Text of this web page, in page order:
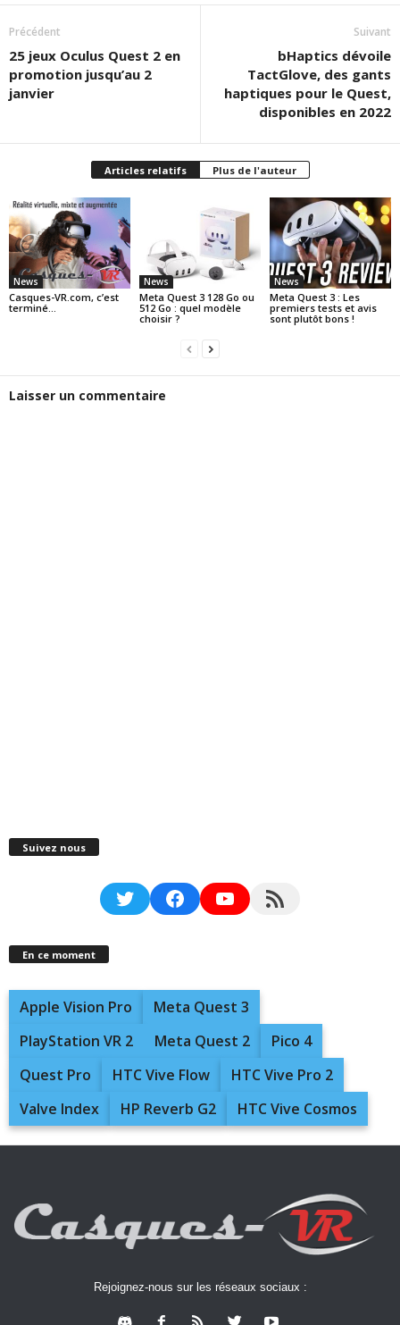
Précédent
25 jeux Oculus Quest 2 en
promotion jusqu’au 2
janvier
Suivant
bHaptics dévoile
TactGlove, des gants
haptiques pour le Quest,
disponibles en 2022
Articles relatifs Plus de l'auteur
News
Casques-VR.com, c’est
terminé…
News
Meta Quest 3 128 Go ou
512 Go : quel modèle
choisir ?
News
Meta Quest 3 : Les
premiers tests et avis
sont plutôt bons !
Laisser un commentaire
Suivez nous
TwitterFacebookYouTubeRSS Feed
En ce moment
Apple Vision Pro
Meta Quest 3
PlayStation VR 2
Meta Quest 2
Pico 4
Quest Pro
HTC Vive Flow
HTC Vive Pro 2
Valve Index
HP Reverb G2 HTC Vive Cosmos
Rejoignez-nous sur les réseaux sociaux :